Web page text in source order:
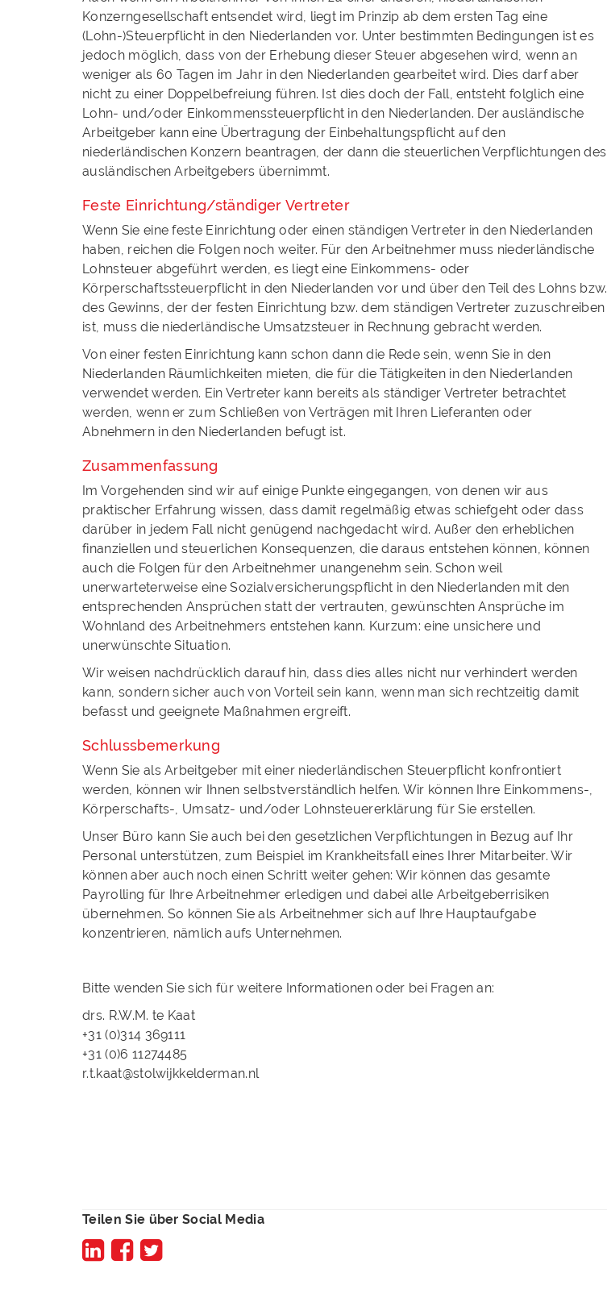
Konzerngesellschaft entsendet wird, liegt im Prinzip ab dem ersten Tag eine
(Lohn-)Steuerpflicht in den Niederlanden vor. Unter bestimmten Bedingungen ist es
jedoch möglich, dass von der Erhebung dieser Steuer abgesehen wird, wenn an
weniger als 60 Tagen im Jahr in den Niederlanden gearbeitet wird. Dies darf aber
nicht zu einer Doppelbefreiung führen. Ist dies doch der Fall, entsteht folglich eine
Lohn- und/oder Einkommenssteuerpflicht in den Niederlanden. Der ausländische
Arbeitgeber kann eine Übertragung der Einbehaltungspflicht auf den
niederländischen Konzern beantragen, der dann die steuerlichen Verpflichtungen des
ausländischen Arbeitgebers übernimmt.
Feste Einrichtung/ständiger Vertreter
Wenn Sie eine feste Einrichtung oder einen ständigen Vertreter in den Niederlanden
haben, reichen die Folgen noch weiter. Für den Arbeitnehmer muss niederländische
Lohnsteuer abgeführt werden, es liegt eine Einkommens- oder
Körperschaftssteuerpflicht in den Niederlanden vor und über den Teil des Lohns bzw.
des Gewinns, der der festen Einrichtung bzw. dem ständigen Vertreter zuzuschreiben
ist, muss die niederländische Umsatzsteuer in Rechnung gebracht werden.
Von einer festen Einrichtung kann schon dann die Rede sein, wenn Sie in den
Niederlanden Räumlichkeiten mieten, die für die Tätigkeiten in den Niederlanden
verwendet werden. Ein Vertreter kann bereits als ständiger Vertreter betrachtet
werden, wenn er zum Schließen von Verträgen mit Ihren Lieferanten oder
Abnehmern in den Niederlanden befugt ist.
Zusammenfassung
Im Vorgehenden sind wir auf einige Punkte eingegangen, von denen wir aus
praktischer Erfahrung wissen, dass damit regelmäßig etwas schiefgeht oder dass
darüber in jedem Fall nicht genügend nachgedacht wird. Außer den erheblichen
finanziellen und steuerlichen Konsequenzen, die daraus entstehen können, können
auch die Folgen für den Arbeitnehmer unangenehm sein. Schon weil
unerwarteterweise eine Sozialversicherungspflicht in den Niederlanden mit den
entsprechenden Ansprüchen statt der vertrauten, gewünschten Ansprüche im
Wohnland des Arbeitnehmers entstehen kann. Kurzum: eine unsichere und
unerwünschte Situation.
Wir weisen nachdrücklich darauf hin, dass dies alles nicht nur verhindert werden
kann, sondern sicher auch von Vorteil sein kann, wenn man sich rechtzeitig damit
befasst und geeignete Maßnahmen ergreift.
Schlussbemerkung
Wenn Sie als Arbeitgeber mit einer niederländischen Steuerpflicht konfrontiert
werden, können wir Ihnen selbstverständlich helfen. Wir können Ihre Einkommens-,
Körperschafts-, Umsatz- und/oder Lohnsteuererklärung für Sie erstellen.
Unser Büro kann Sie auch bei den gesetzlichen Verpflichtungen in Bezug auf Ihr
Personal unterstützen, zum Beispiel im Krankheitsfall eines Ihrer Mitarbeiter. Wir
können aber auch noch einen Schritt weiter gehen: Wir können das gesamte
Payrolling für Ihre Arbeitnehmer erledigen und dabei alle Arbeitgeberrisiken
übernehmen. So können Sie als Arbeitnehmer sich auf Ihre Hauptaufgabe
konzentrieren, nämlich aufs Unternehmen.
Bitte wenden Sie sich für weitere Informationen oder bei Fragen an:
drs. R.W.M. te Kaat
+31 (0)314 369111
+31 (0)6 11274485
r.t.kaat@stolwijkkelderman.nl
Teilen Sie über Social Media